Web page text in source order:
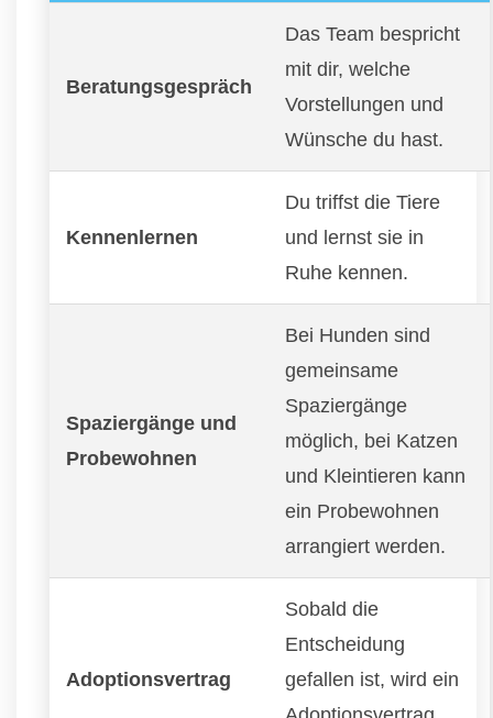
Beratungsgespräch
Das Team bespricht
mit dir, welche
Vorstellungen und
Wünsche du hast.
Kennenlernen
Du triffst die Tiere
und lernst sie in
Ruhe kennen.
Spaziergänge und
Probewohnen
Bei Hunden sind
gemeinsame
Spaziergänge
möglich, bei Katzen
und Kleintieren kann
ein Probewohnen
arrangiert werden.
Adoptionsvertrag
Sobald die
Entscheidung
gefallen ist, wird ein